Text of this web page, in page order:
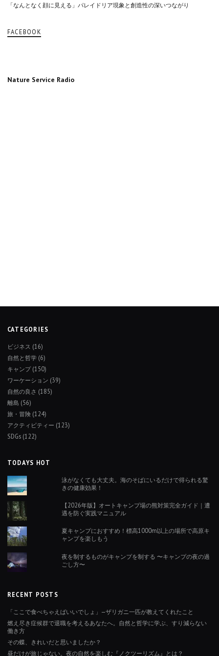
「なんとなく顔に見える」パレイドリア現象と創造性の深いつながり
FACEBOOK
Nature Service Radio
CATEGORIES
ビジネス (16)
自然と哲学 (6)
キャンプ(150)
ワーケーション (39)
自然の良さ (185)
離島 (56)
旅・冒険 (124)
アクティビティー (123)
SDGs (122)
TODAYS HOT
泳がなくても大丈夫。海のそばにいるだけで得られる驚
きの健康効果！
【2026年版】オートキャンプ場の熊対策完全ガイド｜遭
遇を防ぐ実践マニュアル
夏キャンプにおすすめ！標高1000m以上の場所で高原キ
ャンプを楽しもう
夜を制するものがキャンプを制する 〜キャンプの夜の過
ごし方〜
RECENT POSTS
「ここで食べちゃえばいいでしょ」—ザリガニ一匹が教えてくれたこと
燃え尽き症候群で退職を考えるあなたへ。自然と哲学に学ぶ、すり減らない
働き方
その蝶、きれいだと思いましたか？
昼だけが旅じゃない。夜の自然を楽しむ『ノクツーリズム』とは？